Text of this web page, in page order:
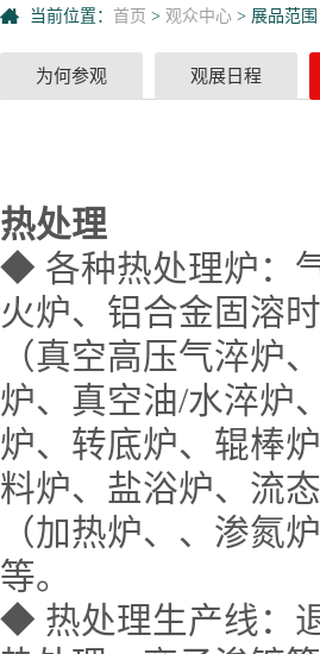
当前位置： 首页 > 观众中心 > 展品范围
为何参观 观展日程
热处理
◆ 各种热处理炉：
火炉、铝合金固溶
（真空高压气淬炉
炉、真空油/水淬炉
炉、转底炉、辊棒
料炉、盐浴炉、流
（加热炉、、渗氮
等。
◆ 热处理生产线：